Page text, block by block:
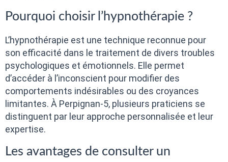
Pourquoi choisir l’hypnothérapie ?
L’hypnothérapie est une technique reconnue pour
son efficacité dans le traitement de divers troubles
psychologiques et émotionnels. Elle permet
d’accéder à l’inconscient pour modifier des
comportements indésirables ou des croyances
limitantes. À Perpignan-5, plusieurs praticiens se
distinguent par leur approche personnalisée et leur
expertise.
Les avantages de consulter un